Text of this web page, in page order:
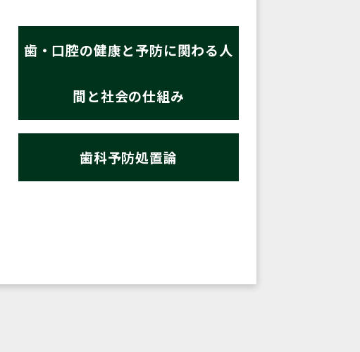
歯・口腔の健康と予防に関わる人
間と社会の仕組み
歯科予防処置論